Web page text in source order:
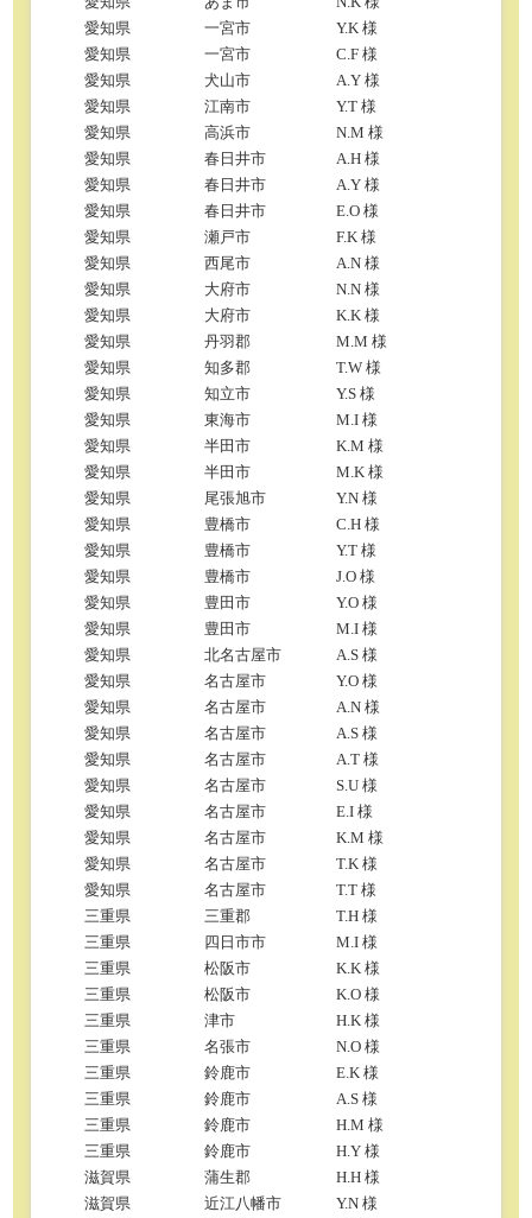
愛知県
一宮市
Y.K 様
愛知県
一宮市
C.F 様
愛知県
犬山市
A.Y 様
愛知県
江南市
Y.T 様
愛知県
高浜市
N.M 様
愛知県
春日井市
A.H 様
愛知県
春日井市
A.Y 様
愛知県
春日井市
E.O 様
愛知県
瀬戸市
F.K 様
愛知県
西尾市
A.N 様
愛知県
大府市
N.N 様
愛知県
大府市
K.K 様
愛知県
丹羽郡
M.M 様
愛知県
知多郡
T.W 様
愛知県
知立市
Y.S 様
愛知県
東海市
M.I 様
愛知県
半田市
K.M 様
愛知県
半田市
M.K 様
愛知県
尾張旭市
Y.N 様
愛知県
豊橋市
C.H 様
愛知県
豊橋市
Y.T 様
愛知県
豊橋市
J.O 様
愛知県
豊田市
Y.O 様
愛知県
豊田市
M.I 様
愛知県
北名古屋市
A.S 様
愛知県
名古屋市
Y.O 様
愛知県
名古屋市
A.N 様
愛知県
名古屋市
A.S 様
愛知県
名古屋市
A.T 様
愛知県
名古屋市
S.U 様
愛知県
名古屋市
E.I 様
愛知県
名古屋市
K.M 様
愛知県
名古屋市
T.K 様
愛知県
名古屋市
T.T 様
三重県
三重郡
T.H 様
三重県
四日市市
M.I 様
三重県
松阪市
K.K 様
三重県
松阪市
K.O 様
三重県
津市
H.K 様
三重県
名張市
N.O 様
三重県
鈴鹿市
E.K 様
三重県
鈴鹿市
A.S 様
三重県
鈴鹿市
H.M 様
三重県
鈴鹿市
H.Y 様
滋賀県
蒲生郡
H.H 様
滋賀県
近江八幡市
Y.N 様